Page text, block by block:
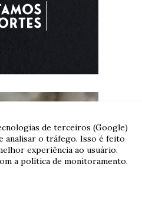
de terceiros (Google)
analisar o tráfego. Isso é feito
experiência ao usuário.
a política de monitoramento.